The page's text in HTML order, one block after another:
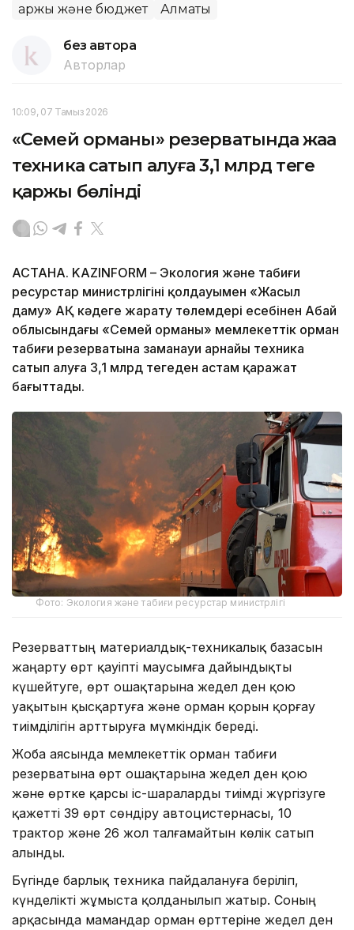
Қаржы және бюджет Алматы
без автора
Авторлар
10:09, 07 Тамыз 2026
«Семей орманы» резерватында жаңа
техника сатып алуға 3,1 млрд теңге
қаржы бөлінді
АСТАНА. KAZINFORM – Экология және табиғи
ресурстар министрлігінің қолдауымен «Жасыл
даму» АҚ кәдеге жарату төлемдері есебінен Абай
облысындағы «Семей орманы» мемлекеттік орман
табиғи резерватына заманауи арнайы техника
сатып алуға 3,1 млрд теңгеден астам қаражат
бағыттады.
Фото: Экология және табиғи ресурстар министрлігі
Резерваттың материалдық-техникалық базасын
жаңарту өрт қауіпті маусымға дайындықты
күшейтуге, өрт ошақтарына жедел ден қою
уақытын қысқартуға және орман қорын қорғау
тиімділігін арттыруға мүмкіндік береді.
Жоба аясында мемлекеттік орман табиғи
резерватына өрт ошақтарына жедел ден қою
және өртке қарсы іс-шараларды тиімді жүргізуге
қажетті 39 өрт сөндіру автоцистернасы, 10
трактор және 26 жол талғамайтын көлік сатып
алынды.
Бүгінде барлық техника пайдалануға беріліп,
күнделікті жұмыста қолданылып жатыр. Соның
арқасында мамандар орман өрттеріне жедел ден